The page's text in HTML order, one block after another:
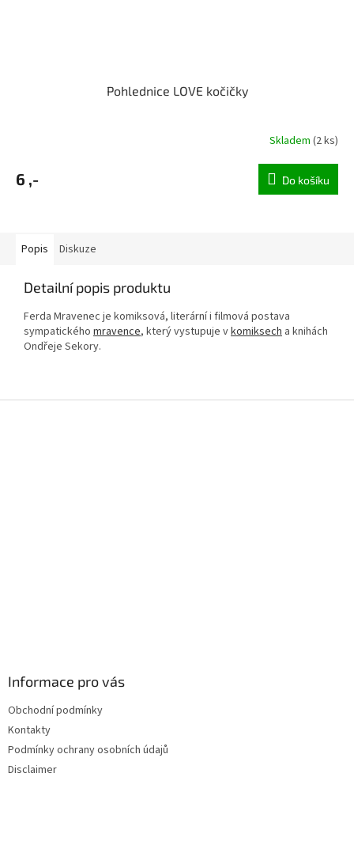
Pohlednice LOVE kočičky
Skladem (2 ks)
6 ,- Do košíku
Popis Diskuze
Detailní popis produktu
Ferda Mravenec je komiksová, literární i filmová postava
sympatického mravence, který vystupuje vkomiksech a knihách
Ondřeje Sekory.
Informace pro vás
Obchodní podmínky
Kontakty
Podmínky ochrany osobních údajů
Disclaimer